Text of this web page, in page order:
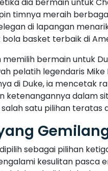
dia bermain untuk
timnya meraih
di lapangan
basket terbaik di
memilih bermain untuk
pelatih legendaris
di Duke, ia mencetak
ketenangannya dalam
satu pilihan teratas
sebagai pilihan
kesulitan pasca